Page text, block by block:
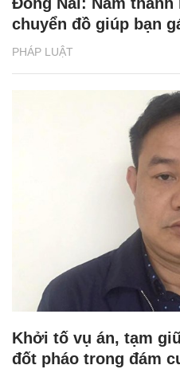
PHÁP LUẬT
chuyển đồ giúp bạn
Khởi tố vụ án, tạm
đốt pháo trong đám